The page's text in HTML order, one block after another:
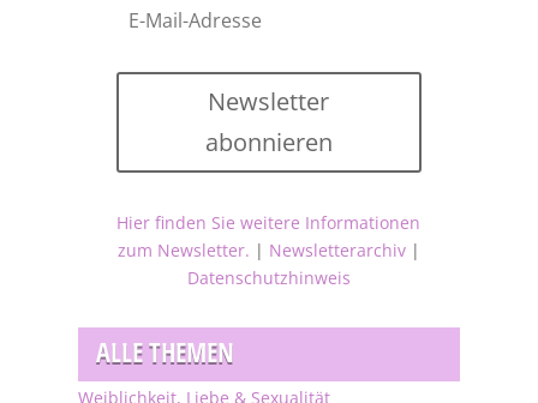
Newsletter
abonnieren
Hier finden Sie weitere Informationen
zum Newsletter. | Newsletterarchiv|
Datenschutzhinweis
ALLE THEMEN
Weiblichkeit, Liebe & Sexualität